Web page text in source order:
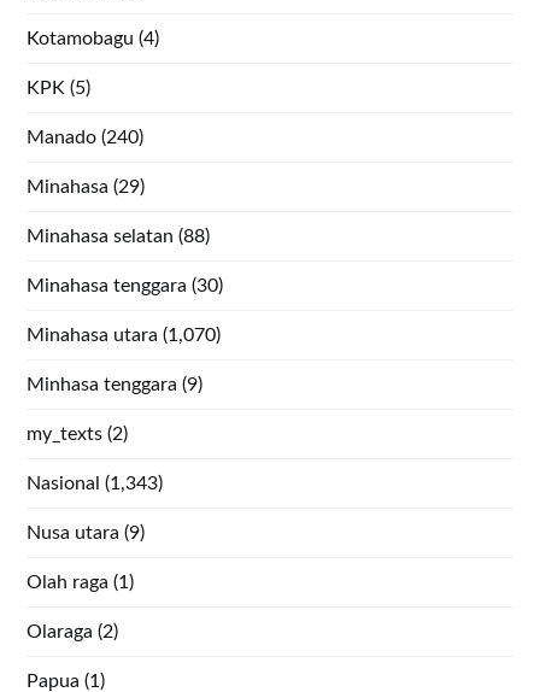
Kotamobagu (4)
KPK (5)
Manado (240)
Minahasa (29)
Minahasa selatan (88)
Minahasa tenggara (30)
Minahasa utara (1,070)
Minhasa tenggara (9)
my_texts (2)
Nasional (1,343)
Nusa utara (9)
Olah raga (1)
Olaraga (2)
Papua (1)